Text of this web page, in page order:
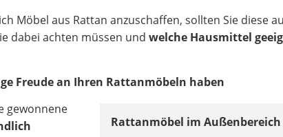
Möbel aus Rattan anzuschaffen, sollten Sie diese
dabei achten müssen undwelche Hausmittel
Freude an Ihren Rattanmöbeln haben
Rattanmöbel im Außenbereich
gewonnene